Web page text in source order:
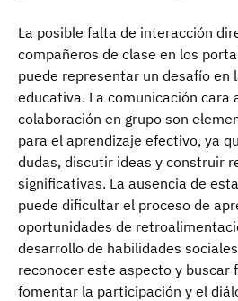
La posible falta de interacción
compañeros de clase en los
puede representar un desafío en
educativa. La comunicación cara
colaboración en grupo son
para el aprendizaje efectivo, ya
dudas, discutir ideas y construir
significativas. La ausencia de
puede dificultar el proceso de
oportunidades de
desarrollo de habilidades
reconocer este aspecto y buscar
fomentar la participación y el